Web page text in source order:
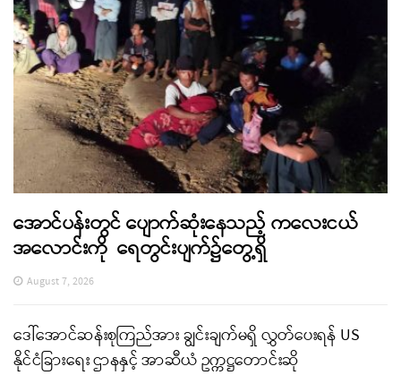
အောင်ပန်းတွင် ပျောက်ဆုံးနေသည့် ကလေးငယ်
အလောင်းကို ရေတွင်းပျက်၌တွေ့ရှိ
August 7, 2026
ဒေါ်အောင်ဆန်းစုကြည်အား ချွင်းချက်မရှိ လွှတ်ပေးရန် US
နိုင်ငံခြားရေး ဌာနနှင့် အာဆီယံ ဥက္ကဋ္ဌတောင်းဆို